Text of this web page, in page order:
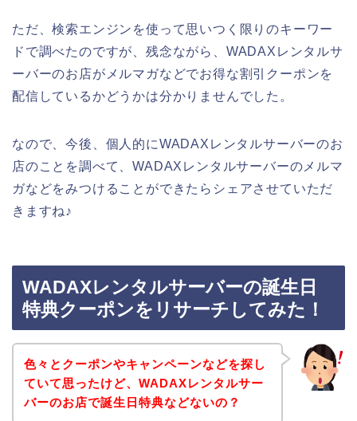
ただ、検索エンジンを使って思いつく限りのキーワー
ドで調べたのですが、残念ながら、WADAXレンタルサ
ーバーのお店がメルマガなどでお得な割引クーポンを
配信しているかどうかは分かりませんでした。
なので、今後、個人的にWADAXレンタルサーバーのお
店のことを調べて、WADAXレンタルサーバーのメルマ
ガなどをみつけることができたらシェアさせていただ
きますね♪
WADAXレンタルサーバーの誕生日
特典クーポンをリサーチしてみた！
色々とクーポンやキャンペーンなどを探し
ていて思ったけど、WADAXレンタルサー
バーのお店で誕生日特典などないの？